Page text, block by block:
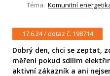
Téma: Komunitní
17.6.24 / dotaz č. 198714
Dobrý den, chci se zeptat,
měření pokud sdílím
aktivní zákazník a ani